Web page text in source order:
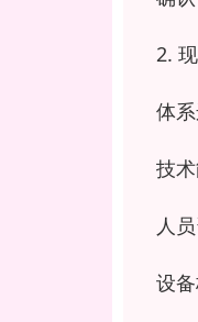
2.
体
技
人
设